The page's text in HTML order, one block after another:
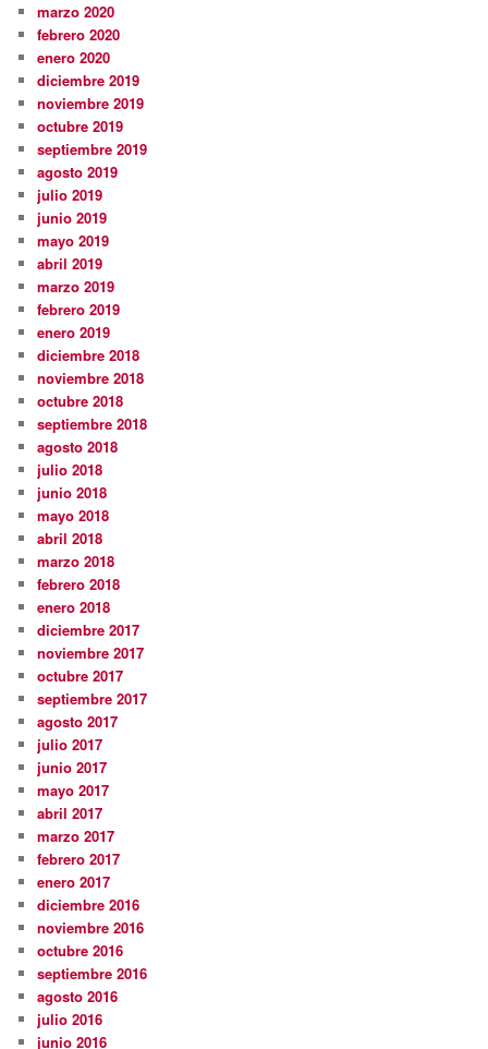
marzo 2020
febrero 2020
enero 2020
diciembre 2019
noviembre 2019
octubre 2019
septiembre 2019
agosto 2019
julio 2019
junio 2019
mayo 2019
abril 2019
marzo 2019
febrero 2019
enero 2019
diciembre 2018
noviembre 2018
octubre 2018
septiembre 2018
agosto 2018
julio 2018
junio 2018
mayo 2018
abril 2018
marzo 2018
febrero 2018
enero 2018
diciembre 2017
noviembre 2017
octubre 2017
septiembre 2017
agosto 2017
julio 2017
junio 2017
mayo 2017
abril 2017
marzo 2017
febrero 2017
enero 2017
diciembre 2016
noviembre 2016
octubre 2016
septiembre 2016
agosto 2016
julio 2016
junio 2016